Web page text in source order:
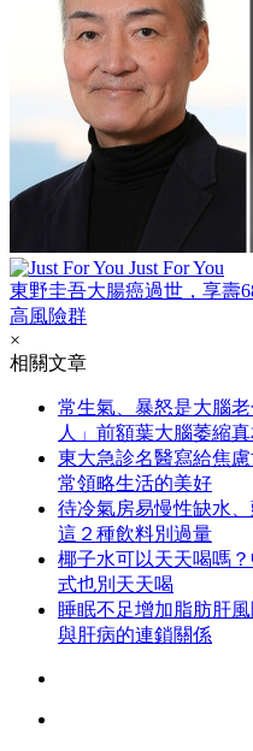
Just For You
東野圭吾大腸癌過世，享壽
高風險群
×
相關文章
常生氣、暴怒是大腦
人」前額葉大腦萎縮
東大急診名醫寫給焦
常領略生活的美好
待冷氣房易慢性缺水
這２種飲料別過量
椰子水可以天天喝嗎
式也別天天喝
睡眠不足增加脂肪肝
與肝病的連鎖關係